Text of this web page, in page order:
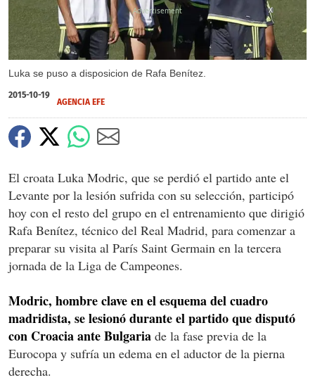
Luka se puso a disposicion de Rafa Benítez.
X
2015-10-19
AGENCIA EFE
El croata Luka Modric, que se perdió el partido ante el
Levante por la lesión sufrida con su selección, participó
hoy con el resto del grupo en el entrenamiento que dirigió
Rafa Benítez, técnico del Real Madrid, para comenzar a
preparar su visita al París Saint Germain en la tercera
jornada de la Liga de Campeones.
Modric, hombre clave en el esquema del cuadro
madridista, se lesionó durante el partido que disputó
con Croacia ante Bulgaria de la fase previa de la
Eurocopa y sufría un edema en el aductor de la pierna
derecha.